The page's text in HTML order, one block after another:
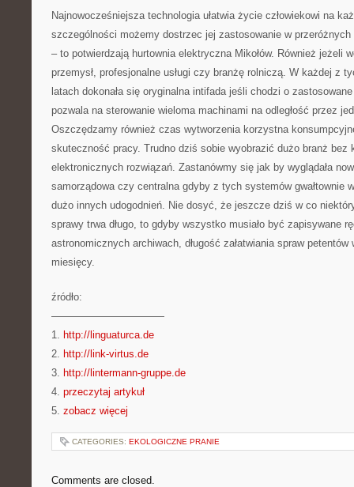
Najnowocześniejsza technologia ułatwia życie człowiekowi na
szczególności możemy dostrzec jej zastosowanie w
– to potwierdzają hurtownia elektryczna Mikołów. Również jeżeli
przemysł, profesjonalne usługi czy branżę rolniczą. W każdej z
latach dokonała się oryginalna intifada jeśli chodzi o
pozwala na sterowanie wieloma machinami na odległość przez
Oszczędzamy również czas wytworzenia korzystna
skuteczność pracy. Trudno dziś sobie wyobrazić dużo branż bez
elektronicznych rozwiązań. Zastanówmy się jak by wyglądała
samorządowa czy centralna gdyby z tych systemów gwałtownie
dużo innych udogodnień. Nie dosyć, że jeszcze dziś w co
sprawy trwa długo, to gdyby wszystko musiało być zapisywane
astronomicznych archiwach, długość załatwiania spraw petentów
miesięcy.
źródło:
———————————
1. http://linguaturca.de
2. http://link-virtus.de
3. http://lintermann-gruppe.de
4. przeczytaj artykuł
5. zobacz więcej
CATEGORIES: EKOLOGICZNE PRANIE
Comments are closed.